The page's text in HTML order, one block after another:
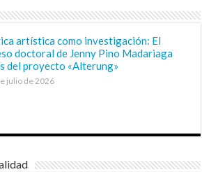
artística como investigación: El
doctoral de Jenny Pino Madariaga
del proyecto «Alterung»
julio de 2026